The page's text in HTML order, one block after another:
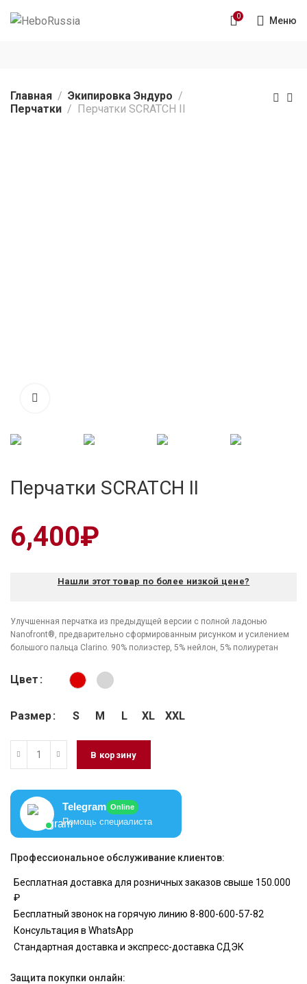
0 Меню
Главная
Экипировка Эндуро
Перчатки
Перчатки SCRATCH II
Перчатки SCRATCH II
6,400₽
Нашли этот товар по более низкой цене?
Улучшенная перчатка из предыдущей версии с полной ладонью
Nanofront®, предварительно сформированным рисунком и усилением
большого пальца Clarino. 90% полиэстер, 5% нейлон, 5% полиуретан
Цвет
Размер S M L XL XXL
В корзину
Telegram Online
Помощь специалиста
Профессиональное обслуживание клиентов:
Бесплатная доставка для розничных заказов свыше 150.000
₽
Бесплатный звонок на горячую линию 8-800-600-57-82
Консультация в WhatsApp
Стандартная доставка и экспресс-доставка СДЭК
Защита покупки онлайн: